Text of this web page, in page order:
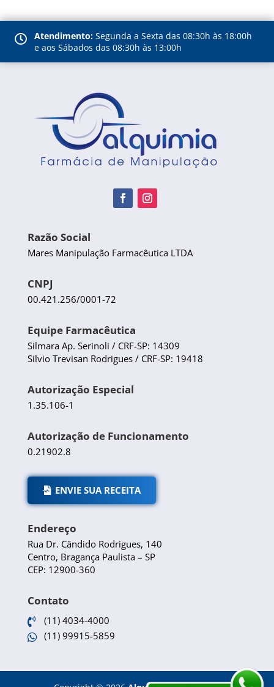
 Atendimento: Segunda a Sexta das 08:30h às 18:00h
e aos Sábados das 08:30h às 13:00h
Razão Social
Mares Manipulação Farmacêutica LTDA
CNPJ
00.421.256/0001-72
Equipe Farmacêutica
Silmara Ap. Serinoli / CRF-SP: 14309
Silvio Trevisan Rodrigues / CRF-SP: 19418
Autorização Especial
1.35.106-1
Autorização de Funcionamento
0.21902.8
ENVIE SUA RECEITA
Endereço
Rua Dr. Cândido Rodrigues, 140
Centro, Bragança Paulista – SP
CEP: 12900-360
Contato
 (11) 4034-4000
 (11) 99915-5859